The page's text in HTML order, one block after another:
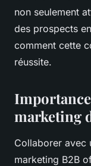
non seulement
des prospects
comment cette
réussite.
marketing
Collaborer avec
marketing B2B